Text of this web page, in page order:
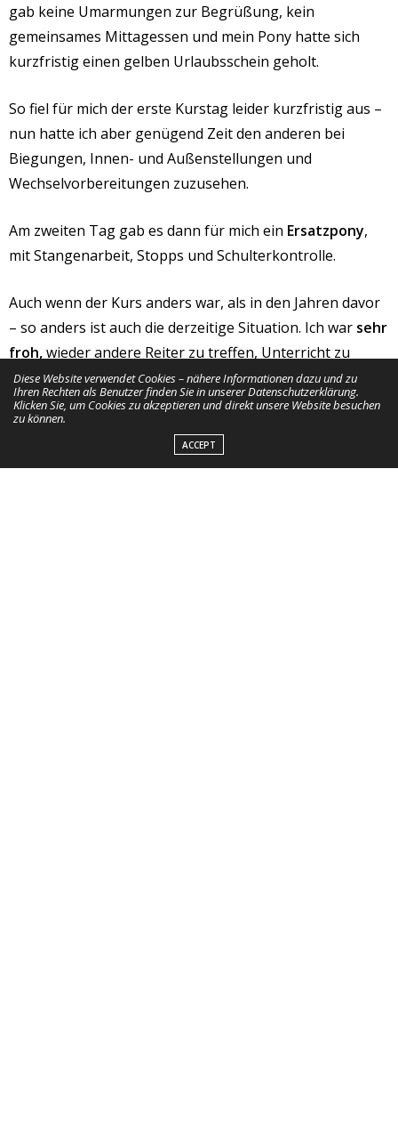
gab keine Umarmungen zur Begrüßung, kein
gemeinsames Mittagessen und mein Pony hatte sich
kurzfristig einen gelben Urlaubsschein geholt.
So fiel für mich der erste Kurstag leider kurzfristig aus –
nun hatte ich aber genügend Zeit den anderen bei
Biegungen, Innen- und Außenstellungen und
Wechselvorbereitungen zuzusehen.
Am zweiten Tag gab es dann für mich ein Ersatzpony,
mit Stangenarbeit, Stopps und Schulterkontrolle.
Auch wenn der Kurs anders war, als in den Jahren davor
– so anders ist auch die derzeitige Situation. Ich war sehr
froh,wieder andere Reiter zu treffen, Unterricht zu
bekommen und anderen Input mit nach Hause
zunehmen.
Ich freue mich riesig auf den nächsten Kurs – hoffentlich
dann mit gesunden Pony.
Diese Website verwendet Cookies – nähere Informationen dazu und zu
Ihren Rechten als Benutzer finden Sie in unserer Datenschutzerklärung.
Klicken Sie, um Cookies zu akzeptieren und direkt unsere Website besuchen
zu können.
ACCEPT